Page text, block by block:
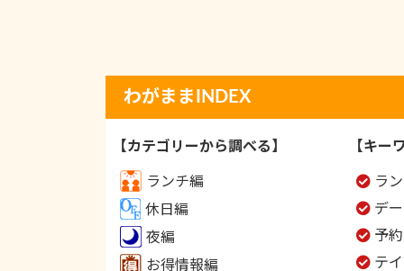
わがままINDEX
【カテゴリーから調べる】
ランチ編
休日編
夜編
お得情報編
【キー
ラ
デ
予約
テ